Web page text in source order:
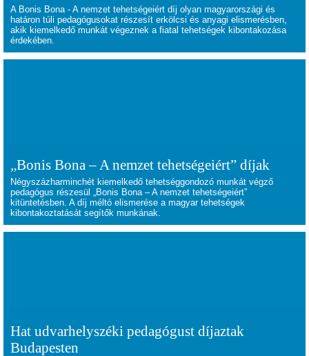
A Bonis Bona - A nemzet tehetségeiért díj olyan magyarországi és
határon túli pedagógusokat részesít erkölcsi és anyagi elismerésben,
akik kiemelkedő munkát végeznek a fiatal tehetségek kibontakozása
érdekében.
„Bonis Bona – A nemzet tehetségeiért” díjak
Négyszázharminchét kiemelkedő tehetséggondozó munkát végző
pedagógus részesül „Bonis Bona – A nemzet tehetségeiért”
kitüntetésben. A díj méltó elismerése a magyar tehetségek
kibontakoztatását segítők munkának.
Hat udvarhelyszéki pedagógust díjaztak
Budapesten